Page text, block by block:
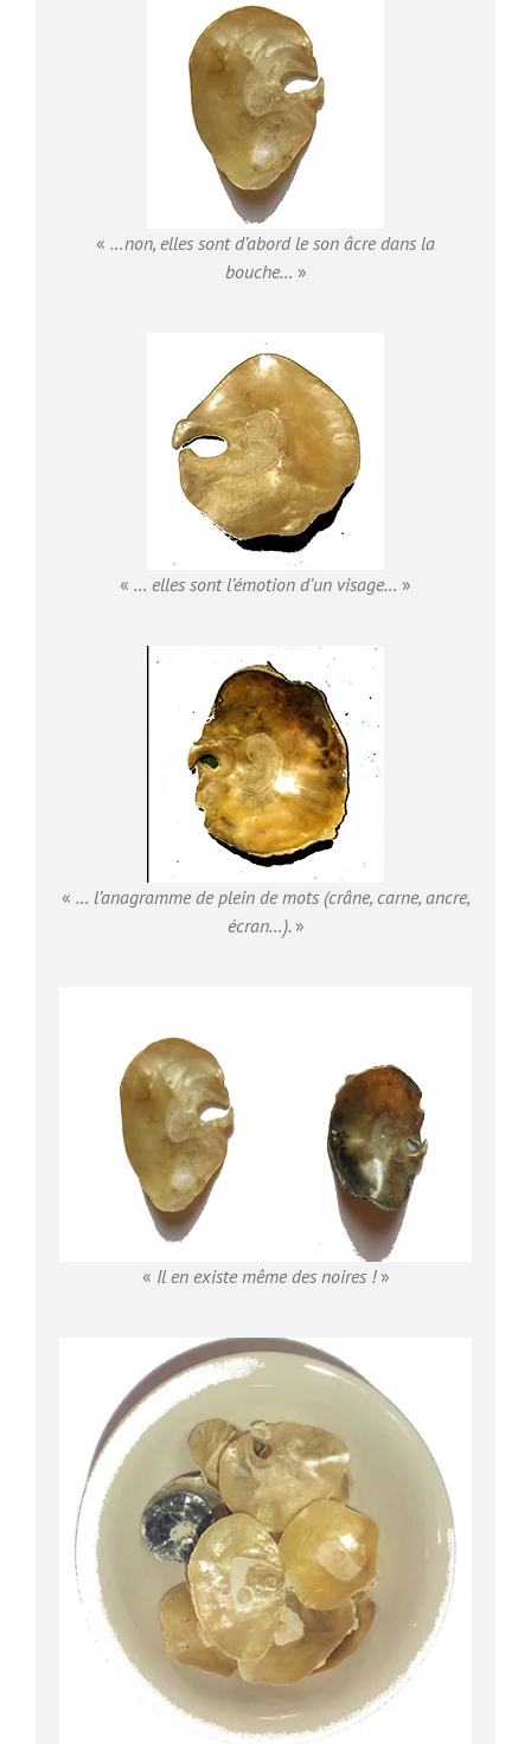
« …non, elles sont d’abord le son âcre dans la
bouche… »
« … elles sont l’émotion d’un visage… »
« … l’anagramme de plein de mots (crâne, carne, ancre,
écran…). »
« Il en existe même des noires ! »